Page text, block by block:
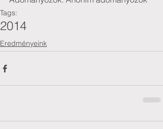
Tags:
2014
Eredményeink